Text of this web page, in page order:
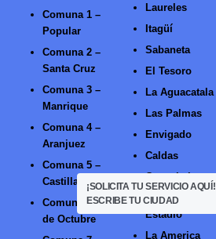
Comuna 1 –
Popular
Comuna 2 –
Santa Cruz
Comuna 3 –
Manrique
Comuna 4 –
Aranjuez
Comuna 5 –
Castilla
Comuna 6 – 12
de Octubre
Laureles
Itagüí
Sabaneta
El Tesoro
La Aguacatala
Las Palmas
Envigado
Caldas
Guayabal
Laureles
Estadio
La America
¡SOLICITA TU SERVICIO AQUÍ!
ESCRIBE TU CIUDAD